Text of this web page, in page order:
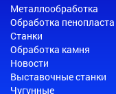
Металлообработка
Обработка пенопласта
Станки
Обработка камня
Новости
Выставочные станки
Чугунные